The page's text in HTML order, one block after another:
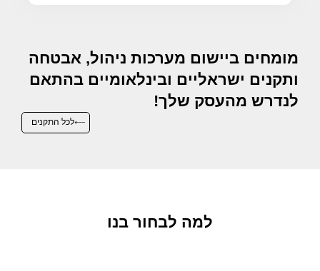
מומחים ביישום מערכות ניהול, אבטחה
ותקנים ישראליים ובינלאומיים בהתאם
לנדרש מהעסק שלך!
לכל התקנים
למה לבחור בנו